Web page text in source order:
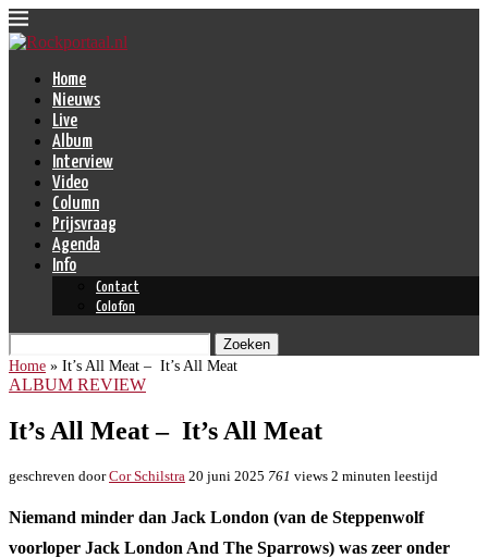
Home
Nieuws
Live
Album
Interview
Video
Column
Prijsvraag
Agenda
Info
Contact
Colofon
Zoeken
Home » It’s All Meat – It’s All Meat
ALBUM REVIEW
It’s All Meat – It’s All Meat
geschreven doorCor Schilstra 20 juni 2025 761 views 2 minuten leestijd
Niemand minder dan Jack London (van de Steppenwolf
voorloper Jack London And The Sparrows) was zeer onder